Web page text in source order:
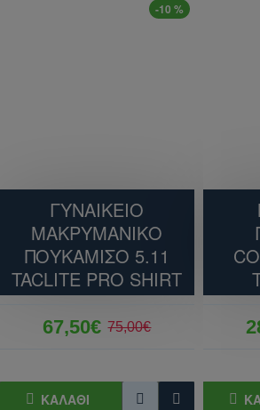
-10 %
ΓΥΝΑΙΚΕΙΟ
ΜΑΚΡΥΜΑΝΙΚΟ
ΠΟΥΚΑΜΙΣΟ 5.11
TACLITE PRO SHIRT
67,50€ 75,00€
ΚΑΛΆΘΙ